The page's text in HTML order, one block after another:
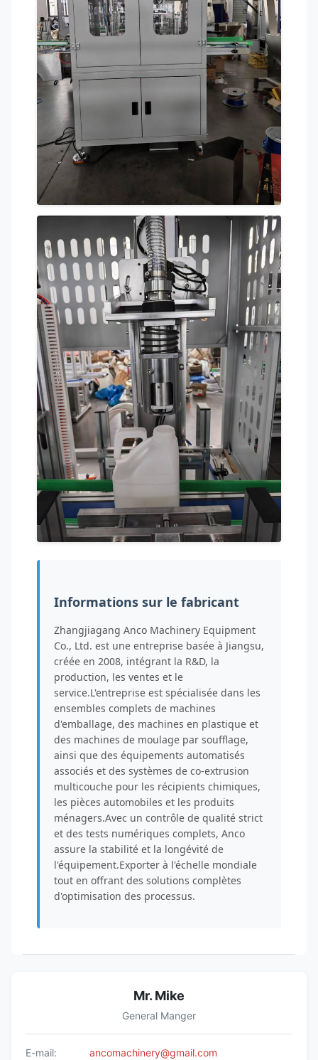
Informations sur le fabricant
Zhangjiagang Anco Machinery Equipment
Co., Ltd. est une entreprise basée à Jiangsu,
créée en 2008, intégrant la R&D, la
production, les ventes et le
service.L'entreprise est spécialisée dans les
ensembles complets de machines
d'emballage, des machines en plastique et
des machines de moulage par soufflage,
ainsi que des équipements automatisés
associés et des systèmes de co-extrusion
multicouche pour les récipients chimiques,
les pièces automobiles et les produits
ménagers.Avec un contrôle de qualité strict
et des tests numériques complets, Anco
assure la stabilité et la longévité de
l'équipement.Exporter à l'échelle mondiale
tout en offrant des solutions complètes
d'optimisation des processus.
Mr. Mike
General Manger
E-mail:
ancomachinery@gmail.com